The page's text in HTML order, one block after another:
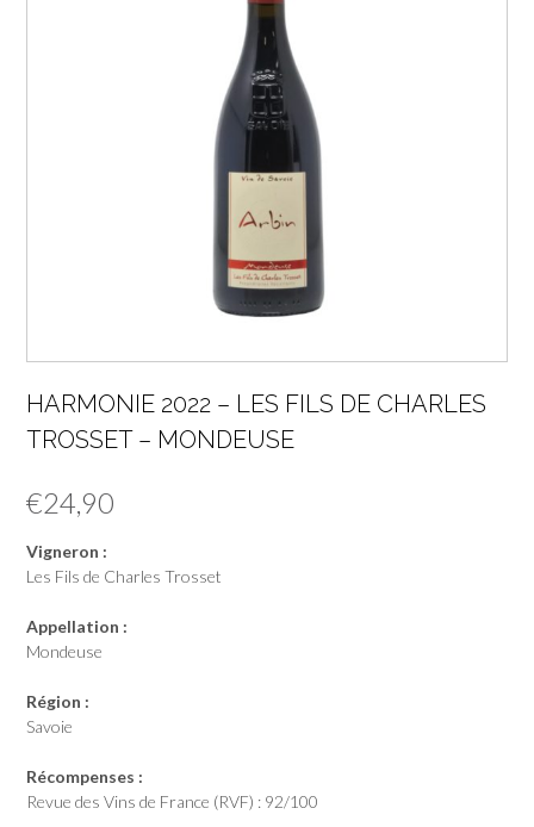
HARMONIE 2022 – LES FILS DE CHARLES
TROSSET – MONDEUSE
€24,90
Vigneron :
Les Fils de Charles Trosset
Appellation :
Mondeuse
Région :
Savoie
Récompenses :
Revue des Vins de France (RVF) : 92/100